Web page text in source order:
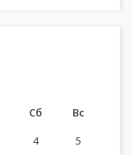
Сб
Вс
4
5